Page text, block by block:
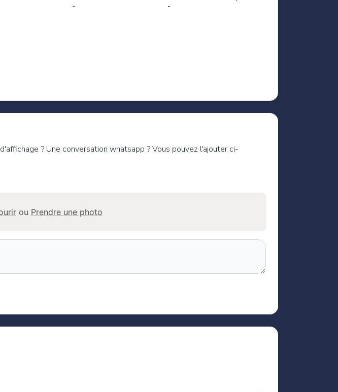
- -
? Une conversation whatsapp ? Vous pouvez l'ajouter ci-
ou Prendre une photo